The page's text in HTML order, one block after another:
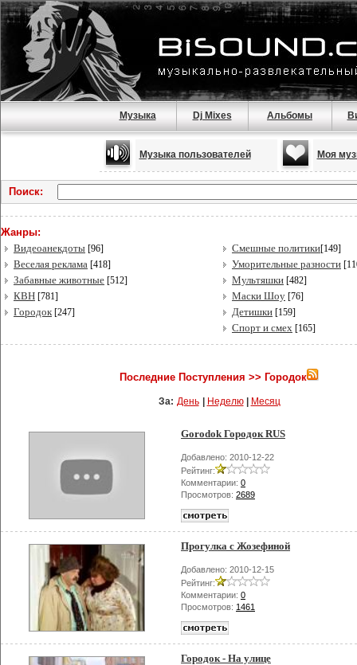
Музыка Dj Mixes Альбомы
Музыка пользователей Моя
Поиск:
Жанры:
Видеоанекдоты [96] Смешные политики[149]
Веселая реклама [418] Уморительные разности
Забавные животные [512] Мультяшки [482]
КВН [781] Маски Шоу [76]
Городок[247] Детишки [159]
Спорт и смех [165]
Последние Поступления >> Городок
За: День Неделю| Месяц
Gorodok Городок RUS
Добавлено: 2010-12-22
Рейтинг:
Комментарии: 0
Просмотров: 2689
Прогулка с Жозефиной
Добавлено: 2010-12-15
Рейтинг:
Комментарии: 0
Просмотров: 1461
Городок - На улице